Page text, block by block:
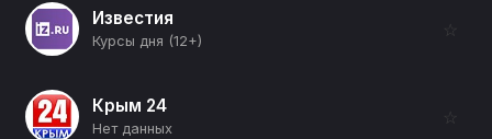
Известия
Курсы дня (12+)
☆
Крым 24
Нет данных
☆